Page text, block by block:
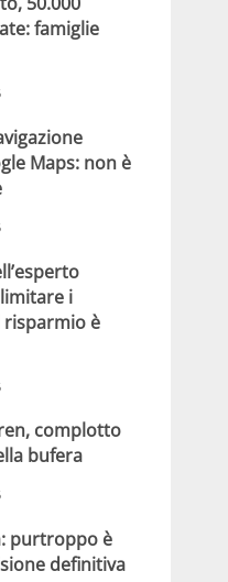
famiglie
Maps: non è
i
risparmio è
complotto
bufera
purtroppo è
definitiva